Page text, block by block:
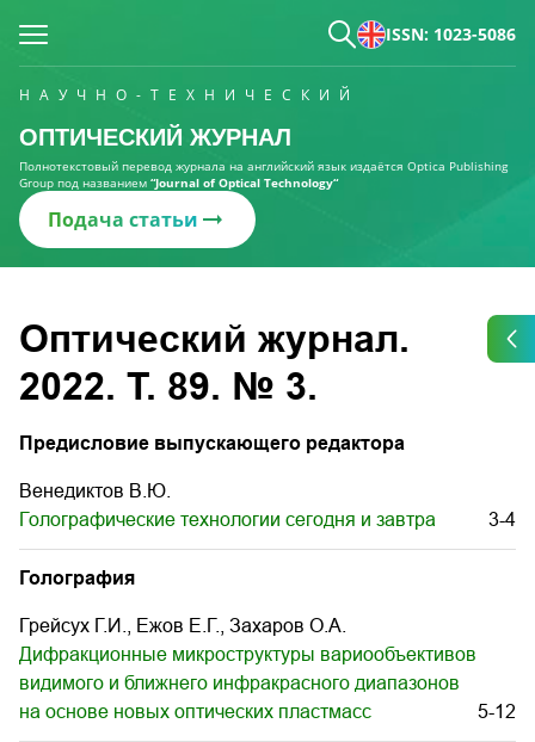
ISSN: 1023-5086
НАУЧНО-ТЕХНИЧЕСКИЙ
ОПТИЧЕСКИЙ ЖУРНАЛ
Полнотекстовый перевод журнала на английский язык издаётся Optica Publishing
Group под названием “Journal of Optical Technology“
Подача статьи
Оптический журнал.
2022. Т. 89. № 3.
Предисловие выпускающего редактора
Венедиктов В.Ю.
Голографические технологии сегодня и завтра
3-4
Голография
Грейсух Г.И., Ежов Е.Г., Захаров О.А.
Дифракционные микроструктуры вариообъективов
видимого и ближнего инфракрасного диапазонов
на основе новых оптических пластмасс
5-12